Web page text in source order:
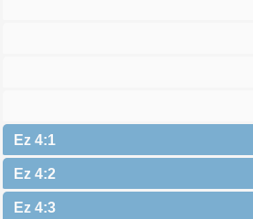
Ez 4:1
Ez 4:2
Ez 4:3